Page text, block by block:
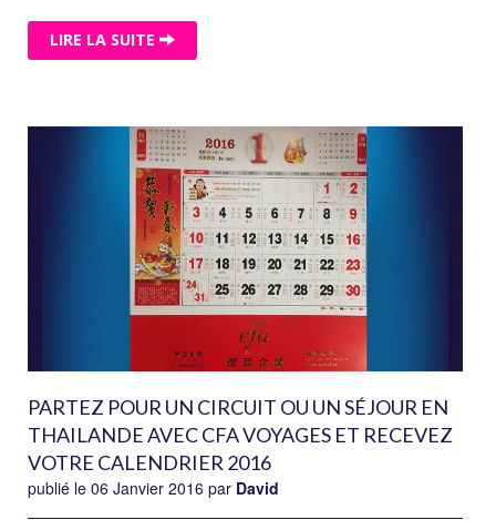
LIRE LA SUITE
PARTEZ POUR UN CIRCUIT OU UN SÉJOUR EN
THAILANDE AVEC CFA VOYAGES ET RECEVEZ
VOTRE CALENDRIER 2016
publié le 06 Janvier 2016 par David